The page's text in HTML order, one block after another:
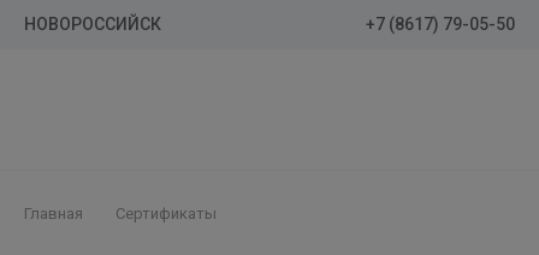
НОВОРОССИЙСК +7 (8617) 79-05-50
Главная Сертификаты